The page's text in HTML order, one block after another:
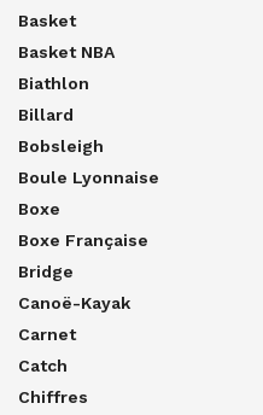
Basket
Basket NBA
Biathlon
Billard
Bobsleigh
Boule Lyonnaise
Boxe
Boxe Française
Bridge
Canoë-Kayak
Carnet
Catch
Chiffres